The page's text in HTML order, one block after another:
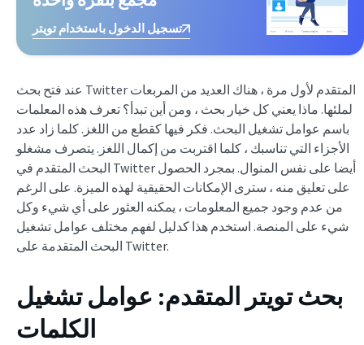
تسجيل الدخول باستخدام تويتر
عند فتح بحث Twitter المتقدم لأول مرة ، هناك العديد من المربعات
لملئها. ماذا يعني كل خيار بحث ، ومن أين تبدأ؟ تعرف هذه المعلمات
باسم عوامل تشغيل البحث. فكر فيها كقطع من اللغز. كلما زاد عدد
الأجزاء التي تناسبك ، كلما اقتربت من إكمال اللغز. يتصرف مشغلو
البحث المتقدم في Twitter أيضا على نفس المنوال. بمجرد الحصول
على تعليق منه ، سترى الإمكانات الحقيقية لهذه الميزة. على الرغم
من عدم وجود جميع المعلومات ، يمكنه العثور على أي شيء وكل
شيء على المنصة. استخدم هذا كدليل لفهم مختلف عوامل تشغيل
البحث المتقدمة على Twitter.
بحث تويتر المتقدم: عوامل تشغيل
الكلمات